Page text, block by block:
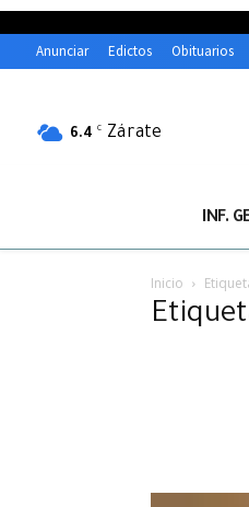
Anunciar Edictos Obituarios
6.4 C Zárate
INF.
Inicio